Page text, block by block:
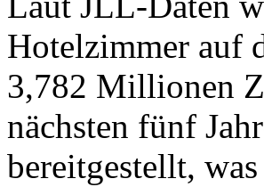
Hotelzimmer auf
3,782 Millionen
nächsten fünf
bereitgestellt,